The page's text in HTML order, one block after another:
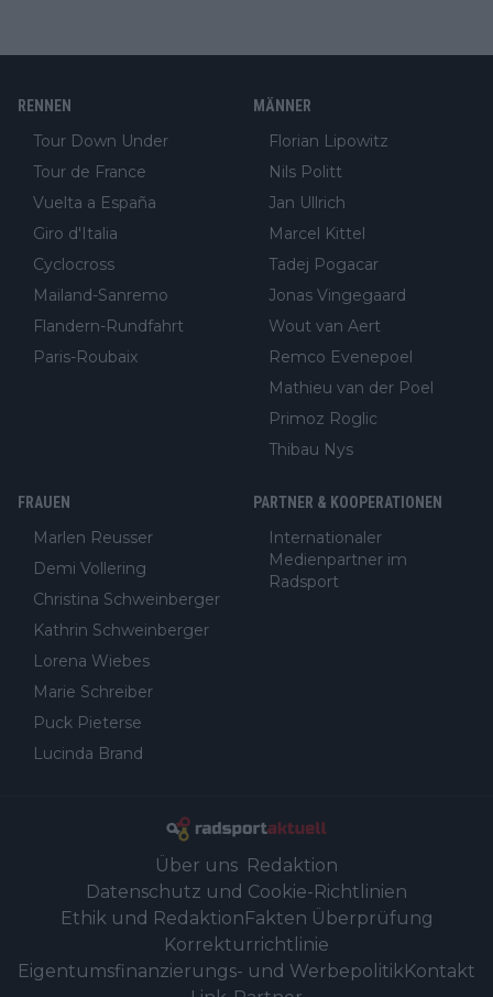
RENNEN
Tour Down Under
Tour de France
Vuelta a España
Giro d'Italia
Cyclocross
Mailand-Sanremo
Flandern-Rundfahrt
Paris-Roubaix
MÄNNER
Florian Lipowitz
Nils Politt
Jan Ullrich
Marcel Kittel
Tadej Pogacar
Jonas Vingegaard
Wout van Aert
Remco Evenepoel
Mathieu van der Poel
Primoz Roglic
Thibau Nys
FRAUEN
Marlen Reusser
Demi Vollering
Christina Schweinberger
Kathrin Schweinberger
Lorena Wiebes
Marie Schreiber
Puck Pieterse
Lucinda Brand
PARTNER & KOOPERATIONEN
Internationaler
Medienpartner im
Radsport
Über uns Redaktion
Datenschutz und Cookie-Richtlinien
Ethik und Redaktion Fakten Überprüfung
Korrekturrichtlinie
Eigentumsfinanzierungs- und WerbepolitikKontakt